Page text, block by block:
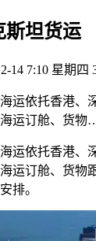
斯坦货运
14 7:10 星期四
运依托香港、
运订舱、货物
运依托香港、
运订舱、货物
排。